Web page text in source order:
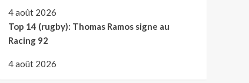
4 août 2026
Top 14 (rugby): Thomas Ramos signe au
Racing 92
4 août 2026